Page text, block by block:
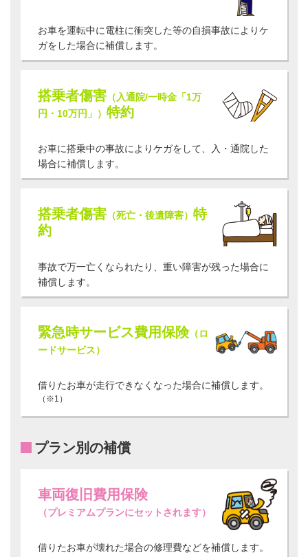
お車を運転中に電柱に衝突した等の自損事故によりケ
ガをした場合に補償します。
搭乗者傷害 （入通院/一時金「1万
円・10万円」） 特約
お車に搭乗中の事故によりケガをして、入・通院した
場合に補償します。
搭乗者傷害 （死亡・後遺障害） 特
約
事故で万一亡くなられたり、重い障害が残った場合に
補償します。
緊急時サービス費用保険（ロ
ードサービス）
借りたお車が走行できなくなった場合に補償します。
（※1）
プラン別の補償
車両復旧費用保険
（プレミアムプランにセットされます）
借りたお車が壊れた場合の修理費などを補償します。